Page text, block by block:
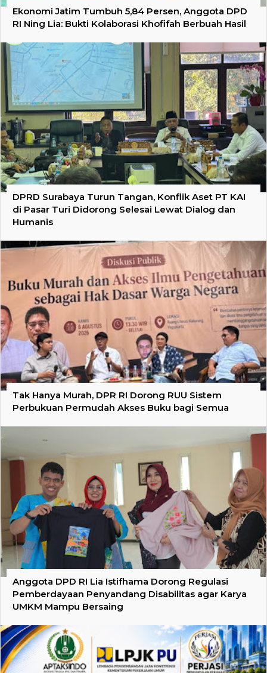
Ekonomi Jatim Tumbuh 5,84 Persen, Anggota DPD
RI Ning Lia: Bukti Kolaborasi Khofifah Berbuah Hasil
DPRD Surabaya Turun Tangan, Konflik Aset PT KAI
di Pasar Turi Didorong Selesai Lewat Dialog dan
Humanis
Tak Hanya Murah, DPR RI Dorong RUU Sistem
Perbukuan Permudah Akses Buku bagi Semua
Anggota DPD RI Lia Istifhama Dorong Regulasi
Pemberdayaan Penyandang Disabilitas agar Karya
UMKM Mampu Bersaing